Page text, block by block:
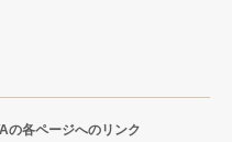
の各ページへのリンク